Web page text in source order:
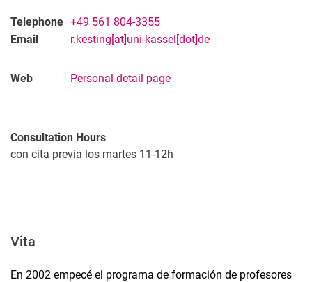
Telephone +49 561 804-3355
Email
r.kesting[at]uni-kassel[dot]de
Web Personal detail page
Consultation Hours
con cita previa los martes 11-12h
Vita
En 2002 empecé el programa de formación de profesores